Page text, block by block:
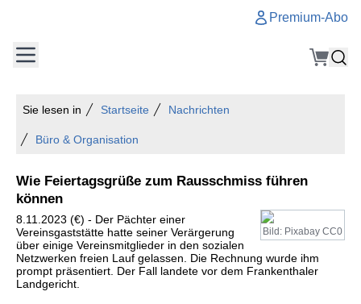
Premium-Abo
Sie lesen in Startseite Nachrichten
Büro & Organisation
Wie Feiertagsgrüße zum Rausschmiss führen
können
Bild: Pixabay CC0
8.11.2023 (€) - Der Pächter einer
Vereinsgaststätte hatte seiner Verärgerung
über einige Vereinsmitglieder in den sozialen
Netzwerken freien Lauf gelassen. Die Rechnung wurde ihm
prompt präsentiert. Der Fall landete vor dem Frankenthaler
Landgericht.